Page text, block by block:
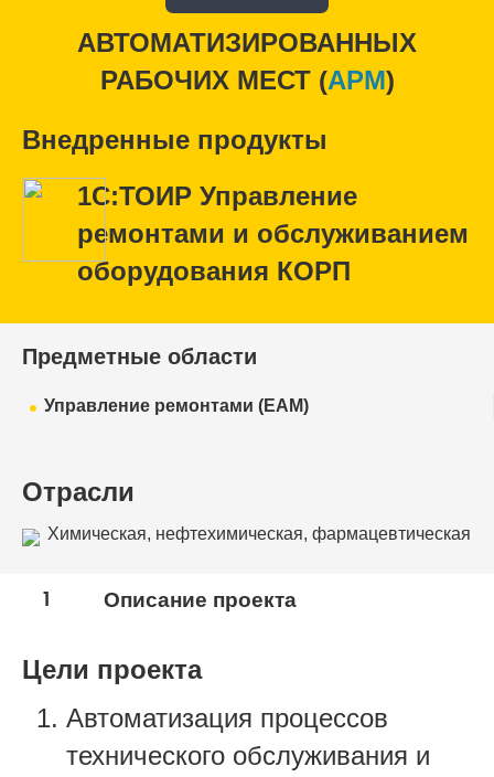
АВТОМАТИЗИРОВАННЫХ
РАБОЧИХ МЕСТ (APM)
Внедренные продукты
1С:ТОИР Управление
ремонтами и обслуживанием
оборудования КОРП
Предметные области
Управление ремонтами (EAM)
Отрасли
Химическая, нефтехимическая, фармацевтическая
1 Описание проекта
Цели проекта
Автоматизация процессов
технического обслуживания и